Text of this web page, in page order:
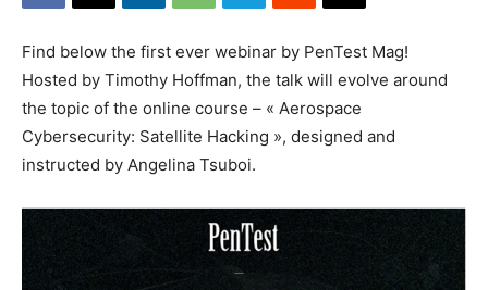
Info
Find below the first ever webinar by PenTest Mag!
Hosted by Timothy Hoffman, the talk will evolve around
the topic of the online course – « Aerospace
Cybersecurity: Satellite Hacking », designed and
instructed by Angelina Tsuboi.